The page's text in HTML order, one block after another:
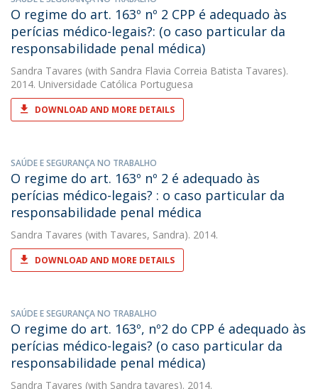
O regime do art. 163º nº 2 CPP é adequado às
perícias médico-legais?: (o caso particular da
responsabilidade penal médica)
Sandra Tavares (with Sandra Flavia Correia Batista Tavares).
2014. Universidade Católica Portuguesa
DOWNLOAD AND MORE DETAILS
SAÚDE E SEGURANÇA NO TRABALHO
O regime do art. 163º nº 2 é adequado às
perícias médico-legais? : o caso particular da
responsabilidade penal médica
Sandra Tavares (with Tavares, Sandra). 2014.
DOWNLOAD AND MORE DETAILS
SAÚDE E SEGURANÇA NO TRABALHO
O regime do art. 163º, nº2 do CPP é adequado às
perícias médico-legais? (o caso particular da
responsabilidade penal médica)
Sandra Tavares (with Sandra tavares). 2014.